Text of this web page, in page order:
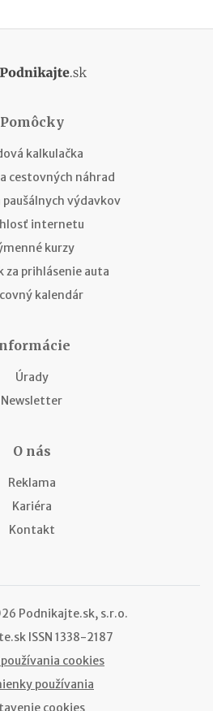
Pomôcky
kalkulačka
cestovných náhrad
paušálnych výdavkov
internetu
kurzy
za prihlásenie auta
kalendár
Úrady
Newsletter
O nás
Reklama
Kariéra
Kontakt
Podnikajte.sk, s.r.o.
ISSN 1338-2187
cookies
používania
cookies